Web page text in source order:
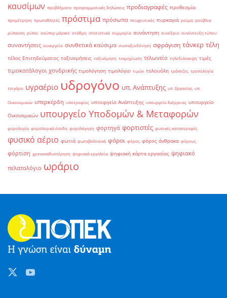
καυσίμων προβλήματα προγραμματικές δηλώσεις προδιαγραφές προθεσμία
προμέτρηση πρωταθλητές πρόστιμα πρόσωπα πτωχευτικός πυρκαγιά ρεύμα ρούβλια
ρύπανση ρύποι σούπερ μάρκετ στάθμη στατιστικά συμμορία συνάντηση συνέδριο συνέντευξη τύπου
συναντήσεις συνεργεία συνθετικά καύσιμα συνταξιοδότηση σφράγιση τάνκερ τέλη
τέλος Επιτηδεύματος ταξινομήσεις ταξινόμηση τεκμηρίωση τελωνείο τηλεδιάσκεψη τιμές
τιμοκατάλογοι χονδρικής τιμολόγηση τιμολόγιο τιμών τολουόλη τράπεζες τροπολογία
τσιγάρο υγραέριο υδρογόνο υπ. Ανάπτυξης υπ. Εργασίας υπ.
Οικονομικών υπερκέρδη υποτροφίες υπουργείο Ανάπτυξης υπουργείο Ενέργειας υπουργείο
Οικονομικών υπουργείο Υποδομών & Μεταφορών
φορολογία φορολογικά έσοδα φορολόγηση φορτηγά φορτιστές φυσικές καταστροφές
φυσικό αέριο φωτιά φωτοβολταϊκά φόροι φόρος φόρος άνθρακα φόρους
φόρτιση χρονοκαθυστέρηση ψηφιακά εργαλεία ψηφιακή κάρτα εργασίας ψηφιακό
πελατολόγιο ωράριο